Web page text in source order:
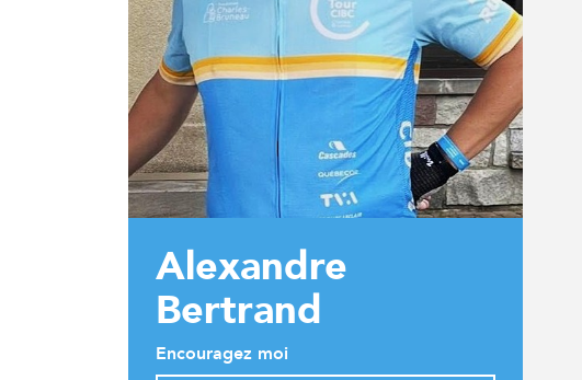
Alexandre
Bertrand
Encouragez moi